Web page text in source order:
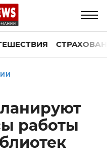
работы